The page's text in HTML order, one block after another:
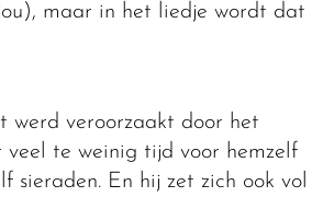
maar in het liedje wordt dat
werd veroorzaakt door het
te weinig tijd voor hemzelf
sieraden. En hij zet zich ook vol